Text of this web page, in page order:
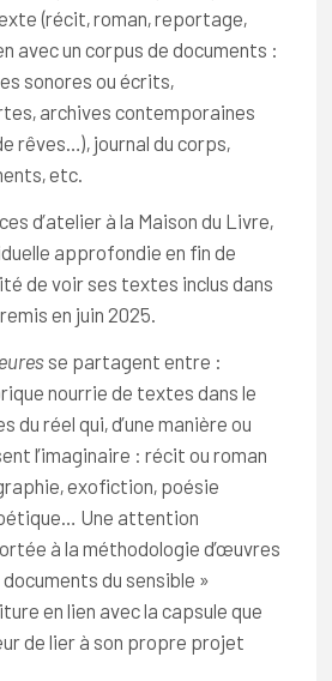
(récit, roman, reportage,
avec un corpus de documents :
sonores ou écrits,
archives contemporaines
rêves…), journal du corps,
etc.
d’atelier à la Maison du Livre,
approfondie en fin de
de voir ses textes inclus dans
en juin 2025.
se partagent entre :
nourrie de textes dans le
du réel qui, d’une manière ou
l’imaginaire : récit ou roman
exofiction, poésie
Une attention
à la méthodologie d’œuvres
du sensible »
en lien avec la capsule que
de lier à son propre projet